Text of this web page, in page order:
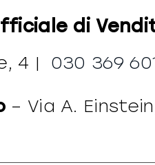
di
4 | 030 369
– Via A.